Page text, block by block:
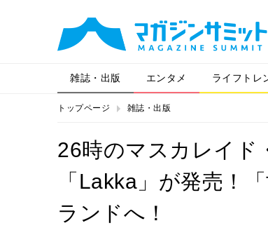
雑誌・出版 エンタメ ライフトレ
トップページ 雑誌・出版
26時のマスカレイド
「Lakka」が発売！
ランドへ！